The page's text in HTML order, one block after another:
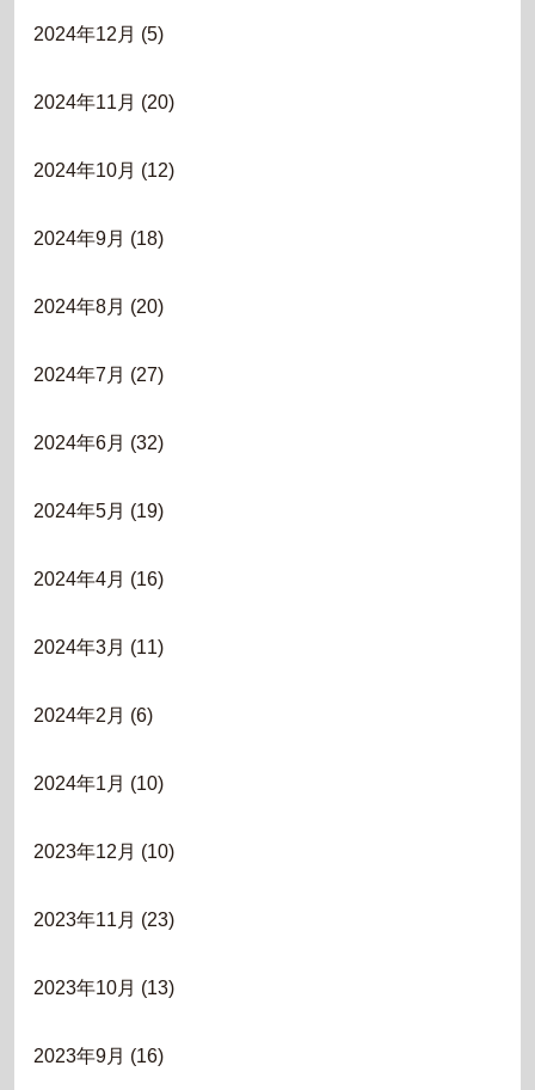
2024年12月 (5)
2024年11月 (20)
2024年10月 (12)
2024年9月 (18)
2024年8月 (20)
2024年7月 (27)
2024年6月 (32)
2024年5月 (19)
2024年4月 (16)
2024年3月 (11)
2024年2月 (6)
2024年1月 (10)
2023年12月 (10)
2023年11月 (23)
2023年10月 (13)
2023年9月 (16)